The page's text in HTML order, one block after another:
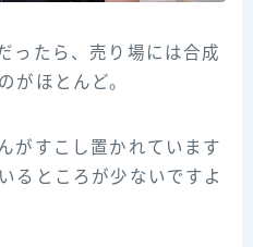
ったら、売り場には合成
がほとんど。
がすこし置かれています
るところが少ないですよ